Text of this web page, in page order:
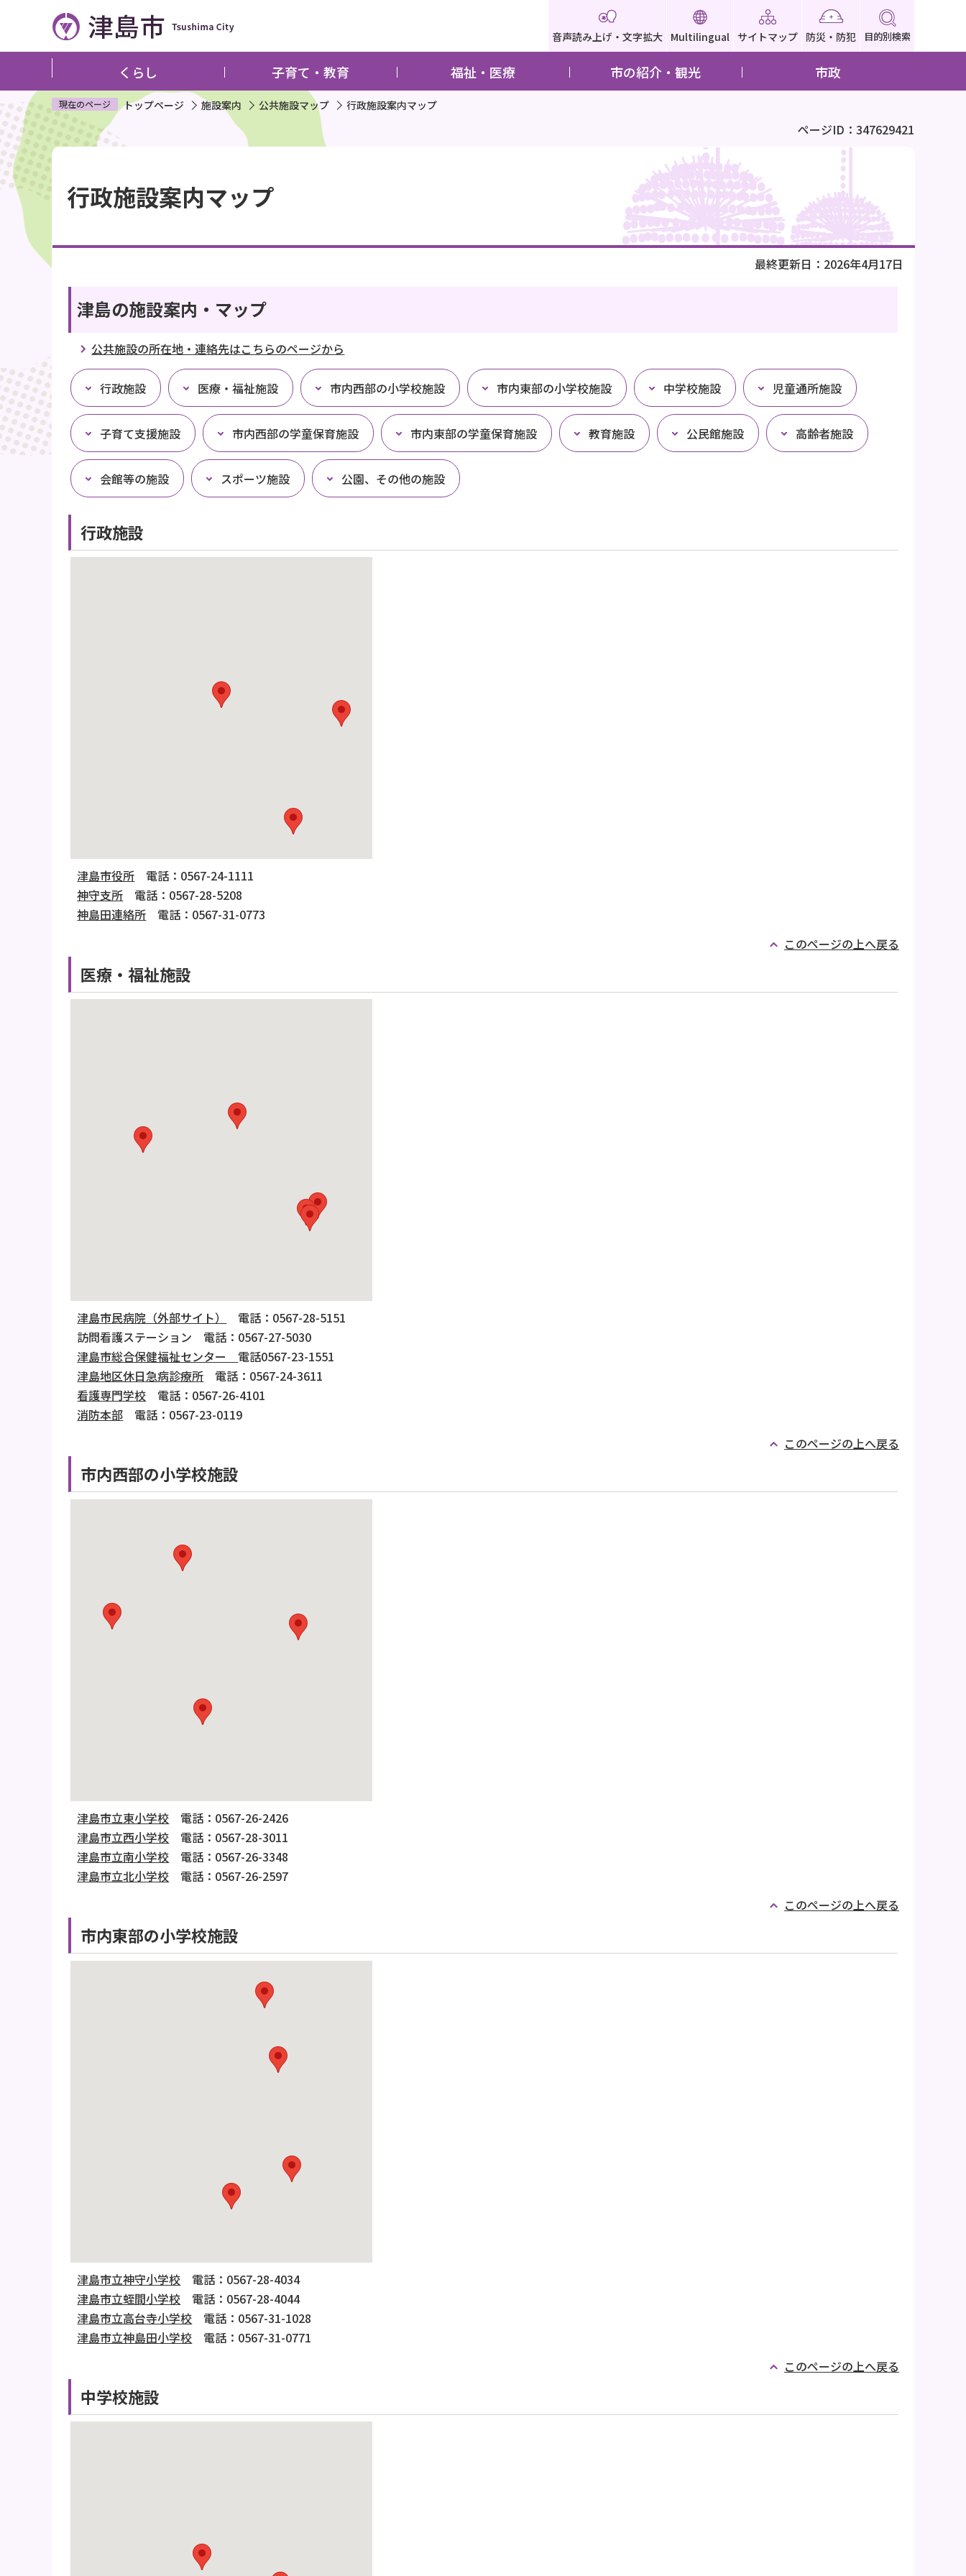
ペ
ジ
の
先
頭
で
す
音声読み上げ・文字拡大 Multilingual サイトマップ 防災・防犯 目的別検索
くらし 子育て・教育 福祉・医療 市の紹介・観光 市政
現在のページ トップページ 施設案内 公共施設マップ 行政施設案内マップ
ページID：347629421
本
文
行政施設案内マップ
最終更新日：2026年4月17日
津島の施設案内・マップ
公共施設の所在地・連絡先はこちらのページから
行政施設 医療・福祉施設 市内西部の小学校施設 市内東部の小学校施設 中学校施設 児童通所施設
子育て支援施設 市内西部の学童保育施設 市内東部の学童保育施設 教育施設 公民館施設 高齢者施設
会館等の施設 スポーツ施設 公園、その他の施設
行政施設
津島市役所 電話：0567-24-1111
神守支所 電話：0567-28-5208
神島田連絡所 電話：0567-31-0773
このページの上へ戻る
医療・福祉施設
津島市民病院（外部サイト）
電話：0567-28-5151
訪問看護ステーション 電話：0567-27-5030
津島市総合保健福祉センター 電話0567-23-1551
津島地区休日急病診療所 電話：0567-24-3611
看護専門学校 電話：0567-26-4101
消防本部 電話：0567-23-0119
このページの上へ戻る
市内西部の小学校施設
津島市立東小学校 電話：0567-26-2426
津島市立西小学校 電話：0567-28-3011
津島市立南小学校 電話：0567-26-3348
津島市立北小学校 電話：0567-26-2597
このページの上へ戻る
市内東部の小学校施設
津島市立神守小学校 電話：0567-28-4034
津島市立蛭間小学校 電話：0567-28-4044
津島市立高台寺小学校 電話：0567-31-1028
津島市立神島田小学校 電話：0567-31-0771
このページの上へ戻る
中学校施設